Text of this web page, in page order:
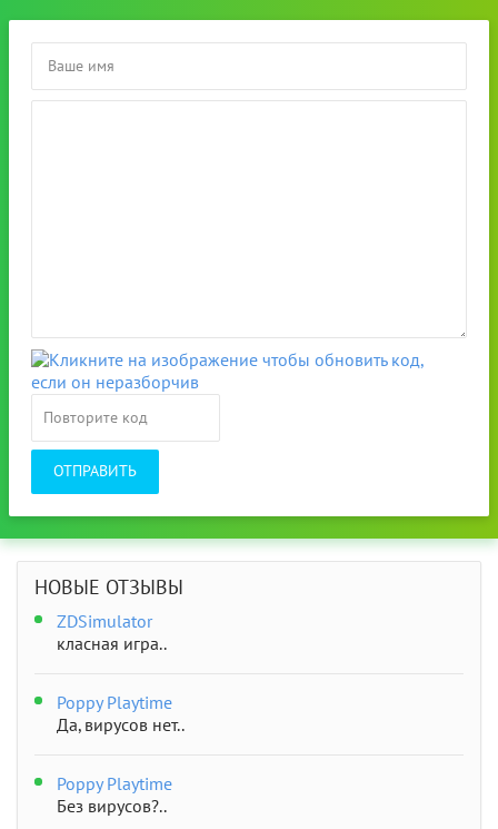
ОТПРАВИТЬ
НОВЫЕ ОТЗЫВЫ
ZDSimulator
класная игра..
Poppy Playtime
Да, вирусов нет..
Poppy Playtime
Без вирусов?..